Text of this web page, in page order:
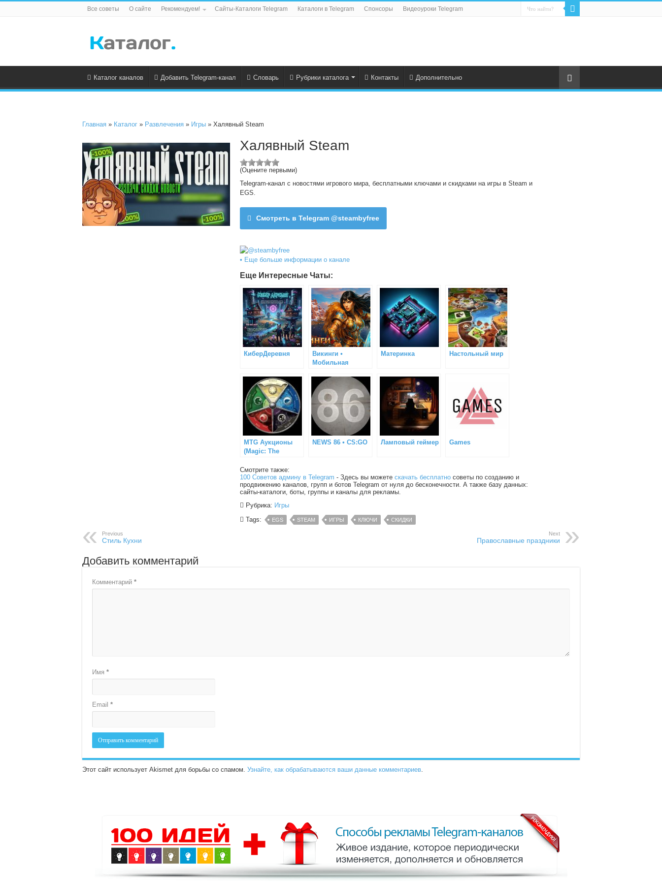
Все советы О сайте Рекомендуем! Сайты-Каталоги Telegram Каталоги в Telegram Спонсоры Видеоуроки Telegram
Каталог каналов Добавить Telegram-канал Словарь Рубрики каталога Контакты Дополнительно
Главная » Каталог » Развлечения » Игры » Халявный Steam
Халявный Steam
(Оцените первыми)
Telegram-канал с новостями игрового мира, бесплатными ключами и скидками на игры в Steam и
EGS.
Смотреть в Telegram @steambyfree
• Еще больше информации о канале
Еще Интересные Чаты:
КиберДеревня
Викинги •
Мобильная
Материнка Настольный мир
MTG Аукционы
(Magic: The
NEWS 86 • CS:GO Ламповый геймер Games
Смотрите также:
100 Советов админу в Telegram - Здесь вы можете скачать бесплатно советы по созданию и
продвижению каналов, групп и ботов Telegram от нуля до бесконечности. А также базу данных:
сайты-каталоги, боты, группы и каналы для рекламы.
Рубрика: Игры
Tags:
EGS STEAM ИГРЫ КЛЮЧИ СКИДКИ
Previous
Стиль Кухни
Next
Православные праздники
Добавить комментарий
Комментарий *
Имя *
Email *
Этот сайт использует Akismet для борьбы со спамом. Узнайте, как обрабатываются ваши данные комментариев.